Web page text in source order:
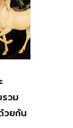
วม
วยกัน